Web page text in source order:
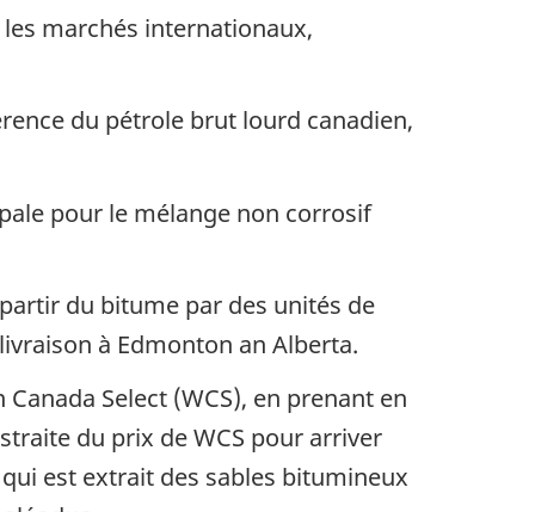
marchés internationaux,
du pétrole brut lourd canadien,
pour le mélange non corrosif
du bitume par des unités de
à Edmonton an Alberta.
Select (WCS), en prenant en
du prix de WCS pour arriver
est extrait des sables bitumineux